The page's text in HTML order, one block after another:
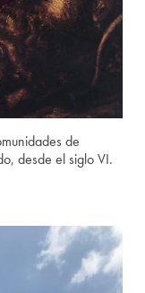
de
desde el siglo VI.